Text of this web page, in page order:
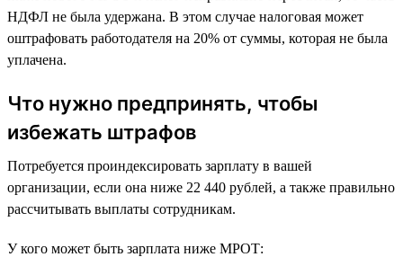
НДФЛ не была удержана. В этом случае налоговая может
оштрафовать работодателя на 20% от суммы, которая не была
уплачена.
Что нужно предпринять, чтобы
избежать штрафов
Потребуется проиндексировать зарплату в вашей
организации, если она ниже 22 440 рублей, а также правильно
рассчитывать выплаты сотрудникам.
У кого может быть зарплата ниже МРОТ: